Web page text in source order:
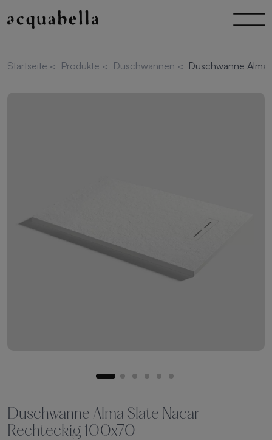
Startseite < Produkte < Duschwannen < Duschwanne
Duschwanne Alma Slate Nacar
Rechteckig 100x70